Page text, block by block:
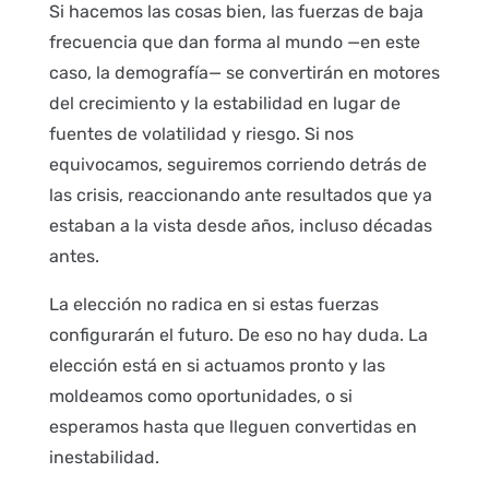
Si hacemos las cosas bien, las fuerzas de baja
frecuencia que dan forma al mundo —en este
caso, la demografía— se convertirán en motores
del crecimiento y la estabilidad en lugar de
fuentes de volatilidad y riesgo. Si nos
equivocamos, seguiremos corriendo detrás de
las crisis, reaccionando ante resultados que ya
estaban a la vista desde años, incluso décadas
antes.
La elección no radica en si estas fuerzas
configurarán el futuro. De eso no hay duda. La
elección está en si actuamos pronto y las
moldeamos como oportunidades, o si
esperamos hasta que lleguen convertidas en
inestabilidad.